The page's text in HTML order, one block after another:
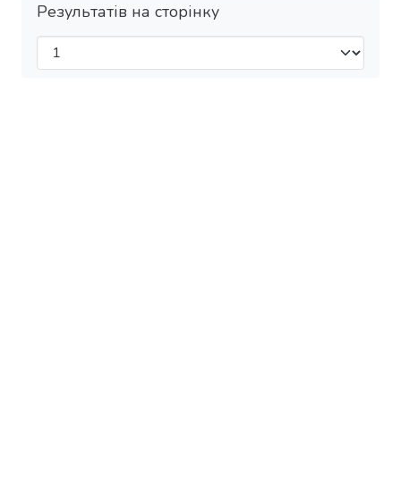
Результатів на сторінку